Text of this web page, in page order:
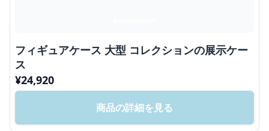
フィギュアケース 大型 コレクションの展示ケー
ス
¥24,920
商品の詳細を見る